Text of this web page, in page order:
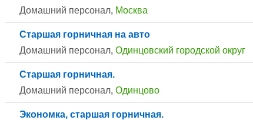
Домашний персонал, Москва
Старшая горничная на авто
Домашний персонал, Одинцовский городской округ
Старшая горничная.
Домашний персонал, Одинцово
Экономка, старшая горничная.